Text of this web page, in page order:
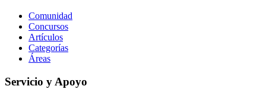
Comunidad
Concursos
Artículos
Categorías
Áreas
Servicio y Apoyo